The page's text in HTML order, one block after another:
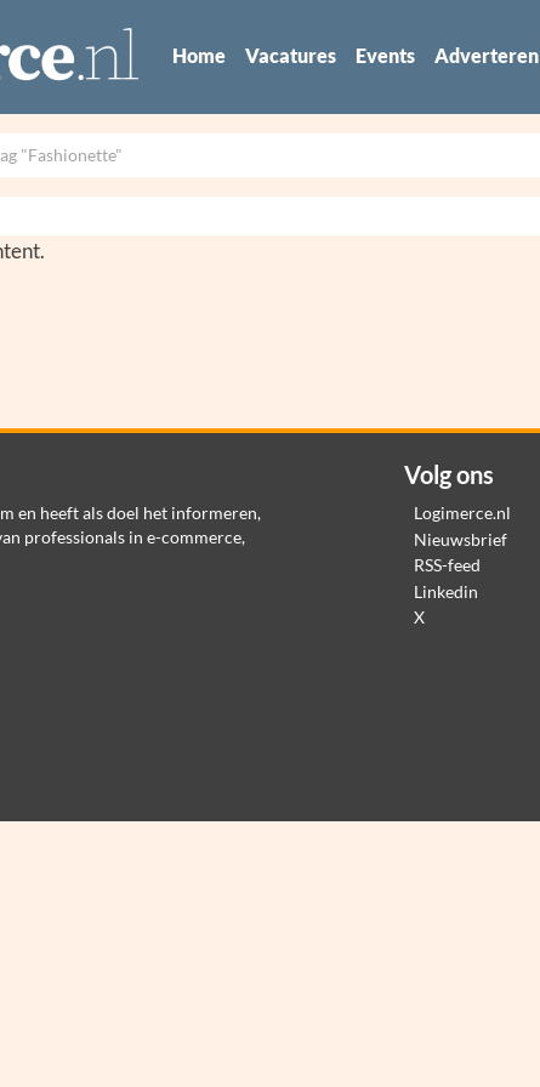
Home Vacatures Events Adverteren
"Fashionette"
en heeft als doel het informeren,
professionals in e-commerce,
Volg ons
Logimerce.nl
Nieuwsbrief
RSS-feed
Linkedin
X